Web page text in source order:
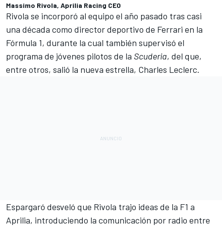
Massimo Rivola, Aprilia Racing CEO
Rivola se incorporó al equipo el año pasado tras casi
una década como director deportivo de Ferrari en la
Fórmula 1, durante la cual también supervisó el
programa de jóvenes pilotos de la Scuderia, del que,
entre otros, salió la nueva estrella, Charles Leclerc.
Espargaró desveló que Rivola trajo ideas de la F1 a
Aprilia, introduciendo la comunicación por radio entre